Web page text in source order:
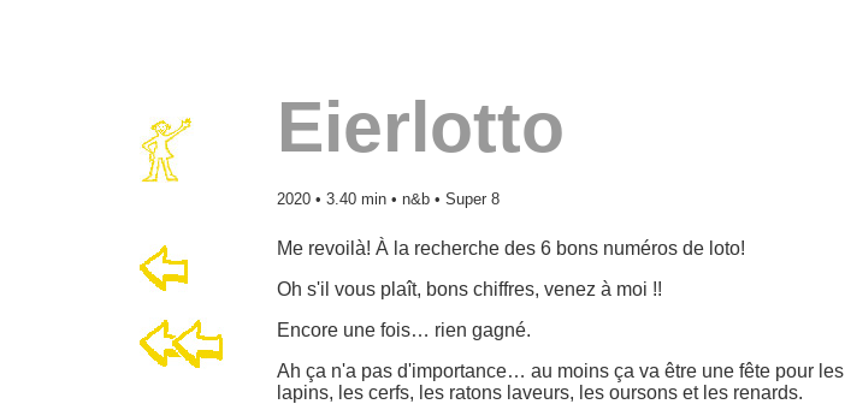
Eierlotto
2020 • 3.40 min • n&b • Super 8
Me revoilà! À la recherche des 6 bons numéros de loto!
Oh s'il vous plaît, bons chiffres, venez à moi !!
Encore une fois… rien gagné.
Ah ça n'a pas d'importance… au moins ça va être une fête pour les
lapins, les cerfs, les ratons laveurs, les oursons et les renards.